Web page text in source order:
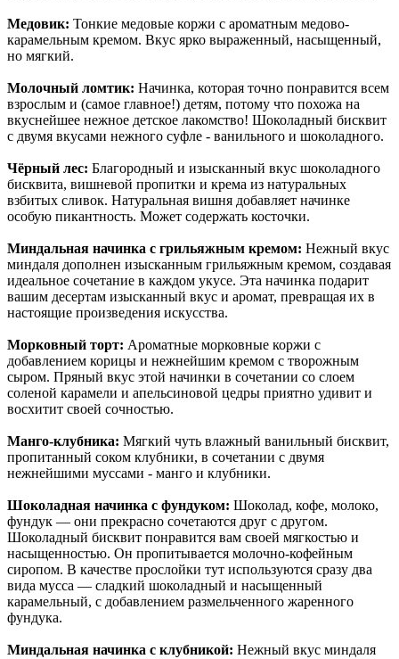
Медовик: Тонкие медовые коржи с ароматным медово-
карамельным кремом. Вкус ярко выраженный, насыщенный,
но мягкий.
Молочный ломтик: Начинка, которая точно понравится всем
взрослым и (самое главное!) детям, потому что похожа на
вкуснейшее нежное детское лакомство! Шоколадный бисквит
с двумя вкусами нежного суфле - ванильного и шоколадного.
Чёрный лес: Благородный и изысканный вкус шоколадного
бисквита, вишневой пропитки и крема из натуральных
взбитых сливок. Натуральная вишня добавляет начинке
особую пикантность. Может содержать косточки.
Миндальная начинка с грильяжным кремом: Нежный вкус
миндаля дополнен изысканным грильяжным кремом, создавая
идеальное сочетание в каждом укусе. Эта начинка подарит
вашим десертам изысканный вкус и аромат, превращая их в
настоящие произведения искусства.
Морковный торт: Ароматные морковные коржи с
добавлением корицы и нежнейшим кремом с творожным
сыром. Пряный вкус этой начинки в сочетании со слоем
соленой карамели и апельсиновой цедры приятно удивит и
восхитит своей сочностью.
Манго-клубника: Мягкий чуть влажный ванильный бисквит,
пропитанный соком клубники, в сочетании с двумя
нежнейшими муссами - манго и клубники.
Шоколадная начинка с фундуком: Шоколад, кофе, молоко,
фундук — они прекрасно сочетаются друг с другом.
Шоколадный бисквит понравится вам своей мягкостью и
насыщенностью. Он пропитывается молочно-кофейным
сиропом. В качестве прослойки тут используются сразу два
вида мусса — сладкий шоколадный и насыщенный
карамельный, с добавлением размельченного жаренного
фундука.
Миндальная начинка с клубникой: Нежный вкус миндаля